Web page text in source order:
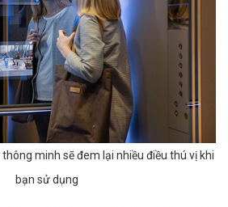
minh sẽ đem lại nhiều điều thú vị khi
bạn sử dụng